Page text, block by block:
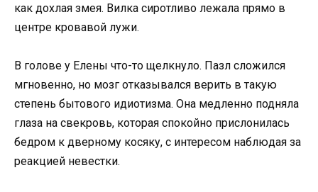
как дохлая змея. Вилка сиротливо лежала прямо в
центре кровавой лужи.
В голове у Елены что-то щелкнуло. Пазл сложился
мгновенно, но мозг отказывался верить в такую
степень бытового идиотизма. Она медленно подняла
глаза на свекровь, которая спокойно прислонилась
бедром к дверному косяку, с интересом наблюдая за
реакцией невестки.